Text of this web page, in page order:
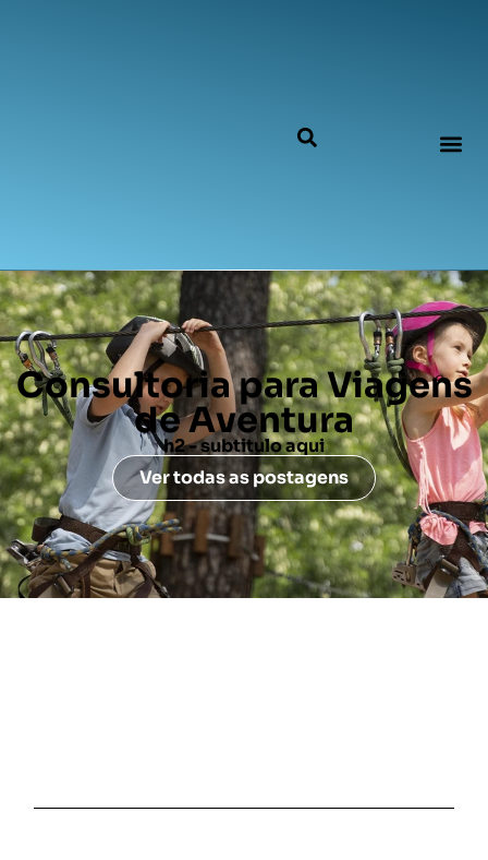
Consultoria para Viagens
de Aventura
h2 - subtitulo aqui
Ver todas as postagens